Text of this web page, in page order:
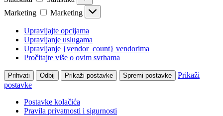
Marketing
Marketing
Upravljajte opcijama
Upravljanje uslugama
Upravljanje {vendor_count} vendorima
Pročitajte više o ovim svrhama
Prihvati Odbij Prikaži postavke Spremi postavke
Prikaži
postavke
Postavke kolačića
Pravila privatnosti i sigurnosti